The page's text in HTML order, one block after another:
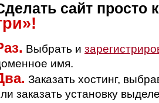
сайт просто
Выбрать и
имя.
Заказать хостинг,
заказать установку